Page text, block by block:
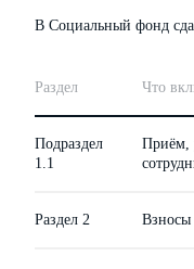
В Социальный фонд
Раздел Что
Подраздел
1.1
Приём,
Раздел 2 Взносы